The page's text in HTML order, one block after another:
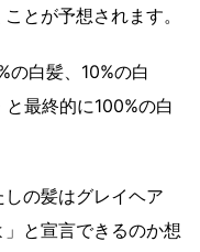
とが予想されます。
の白髪、10%の白
最終的に100%の白
の髪はグレイヘア
と宣言できるのか想